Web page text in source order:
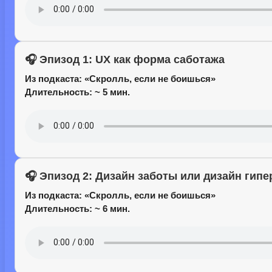
🎧 Эпизод 1: UX как форма саботажа
Из подкаста: «Скролль, если не боишься»
Длительность: ~ 5 мин.
🎧 Эпизод 2: Дизайн заботы или дизайн
Из подкаста: «Скролль, если не боишься»
Длительность: ~ 6 мин.